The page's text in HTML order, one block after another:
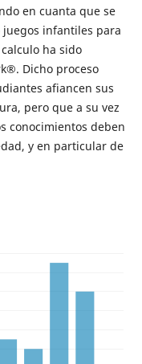
en cuanta que se
infantiles para
ha sido
Dicho proceso
afiancen sus
pero que a su vez
conocimientos deben
y en particular de